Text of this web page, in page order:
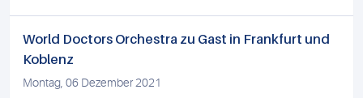
World Doctors Orchestra zu Gast in Frankfurt und
Koblenz
Montag, 06 Dezember 2021